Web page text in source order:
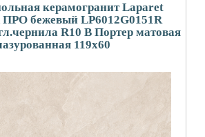
керамогранит Laparet
ПРО бежевый LP6012G0151R
R10 B Портер матовая
119x60